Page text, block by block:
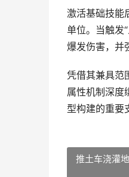
激活基础技能
单位。当触发
爆发伤害，并
凭借其兼具范
属性机制深度
型构建的重要
推土车浇灌